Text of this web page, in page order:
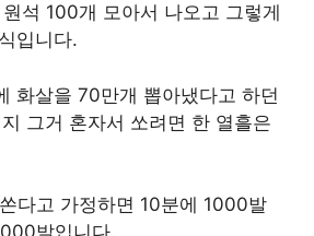
석 100개 모아서 나오고 그렇게
입니다.
화살을 70만개 뽑아냈다고 하던
그거 혼자서 쏘려면 한 열흘은
다고 가정하면 10분에 1000발
발입니다.